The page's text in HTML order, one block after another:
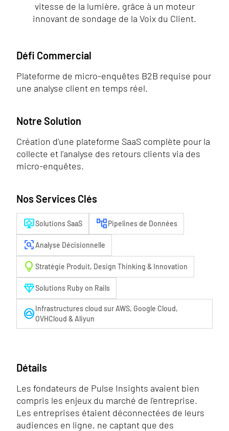
vitesse de la lumière, grâce à un moteur
innovant de sondage de la Voix du Client.
Défi Commercial
Plateforme de micro-enquêtes B2B requise pour
une analyse client en temps réel.
Notre Solution
Création d'une plateforme SaaS complète pour la
collecte et l'analyse des retours clients via des
micro-enquêtes.
Nos Services Clés
desktop_cloudSolutions SaaS account_treePipelines de Données
frame_inspectAnalyse Décisionnelle
lightbulb Stratégie Produit, Design Thinking & Innovation
diamondSolutions Ruby on Rails
cloud_circleInfrastructures cloud sur AWS, Google Cloud,
OVHCloud & Aliyun
Détails
Les fondateurs de Pulse Insights avaient bien
compris les enjeux du marché de l'entreprise.
Les entreprises étaient déconnectées de leurs
audiences en ligne, ne captant que des